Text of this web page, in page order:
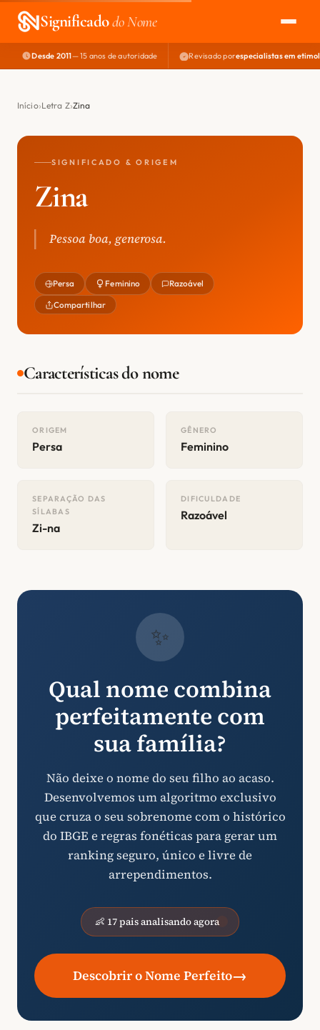
Significadodo Nome
EXPLORAR
NOME PERFEITO
Desde 2011— 15 anos de autoridade Revisado porespecialistas em
Início Letra Z Zina
SIGNIFICADO & ORIGEM
Zina
Pessoa boa, generosa.
Persa Feminino Razoável
Compartilhar
Características do nome
ORIGEM
Persa
GÊNERO
Feminino
SEPARAÇÃO DAS
SÍLABAS
Zi-na
DIFICULDADE
Razoável
✨
Qual nome combina
perfeitamente com
sua família?
Não deixe o nome do seu filho ao acaso.
Desenvolvemos um algoritmo exclusivo
que cruza o seu sobrenome com o histórico
do IBGE e regras fonéticas para gerar um
ranking seguro, único e livre de
arrependimentos.
👶 17 pais analisando agora
Descobrir o Nome Perfeito→